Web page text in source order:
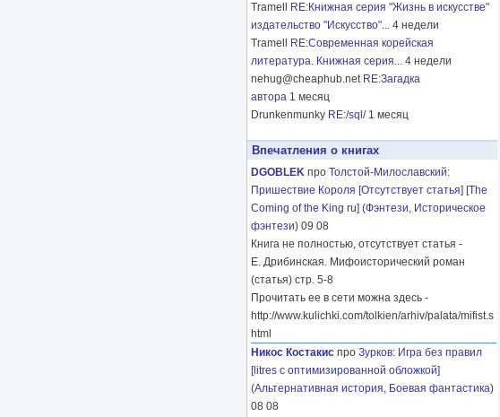
Tramell
RE:Книжная серия "Жизнь в искусстве"
издательство "Искусство"... 4 недели
Tramell
RE:Современная корейская
литература. Книжная серия... 4 недели
nehug@cheaphub.net RE:Загадка
автора 1 месяц
Drunkenmunky RE:/sql/ 1 месяц
Впечатления о книгах
DGOBLEK про Толстой-Милославский:
Пришествие Короля [Отсутствует статья] [The
Coming of the King ru] (Фэнтези, Историческое
фэнтези) 09 08
Книга не полностью, отсутствует статья -
Е. Дрибинская. Мифоисторический роман
(статья) стр. 5-8
Прочитать ее в сети можна здесь -
http://www.kulichki.com/tolkien/arhiv/palata/mifist.s
html
Никос Костакис про Зурков: Игра без правил
[litres с оптимизированной обложкой]
(Альтернативная история, Боевая фантастика)
08 08